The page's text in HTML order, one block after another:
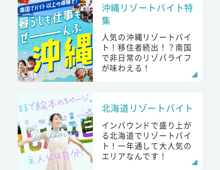
沖縄リゾートバイト特
集
人気の沖縄リゾートバイ
ト！移住者続出！？南国
で非日常のリゾバライフ
が味わえる！
北海道リゾートバイト
インバウンドで盛り上が
る北海道でリゾートバイ
ト！一年通して大人気の
エリアなんです！